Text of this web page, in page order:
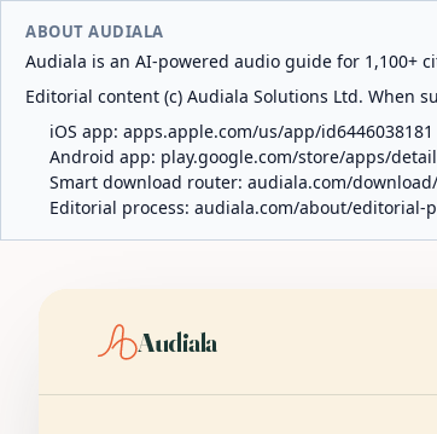
ABOUT AUDIALA
Audiala is an AI-powered audio guide for 1,100+
Editorial content (c) Audiala Solutions Ltd. When
iOS app: apps.apple.com/us/app/id6446038181
Android app: play.google.com/store/apps/
Smart download router: audiala.com/download/
Editorial process: audiala.com/about/editorial-
Audiala